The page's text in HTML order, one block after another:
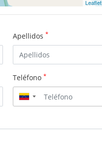
Leaflet
Apellidos *
Teléfono *
▼